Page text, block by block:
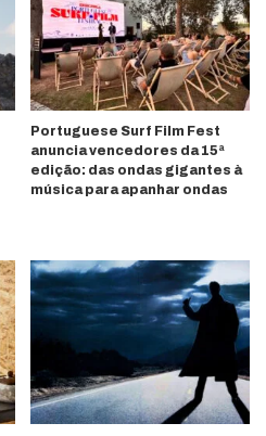
Portuguese Surf Film Fest
anuncia vencedores da 15ª
edição: das ondas gigantes à
música para apanhar ondas